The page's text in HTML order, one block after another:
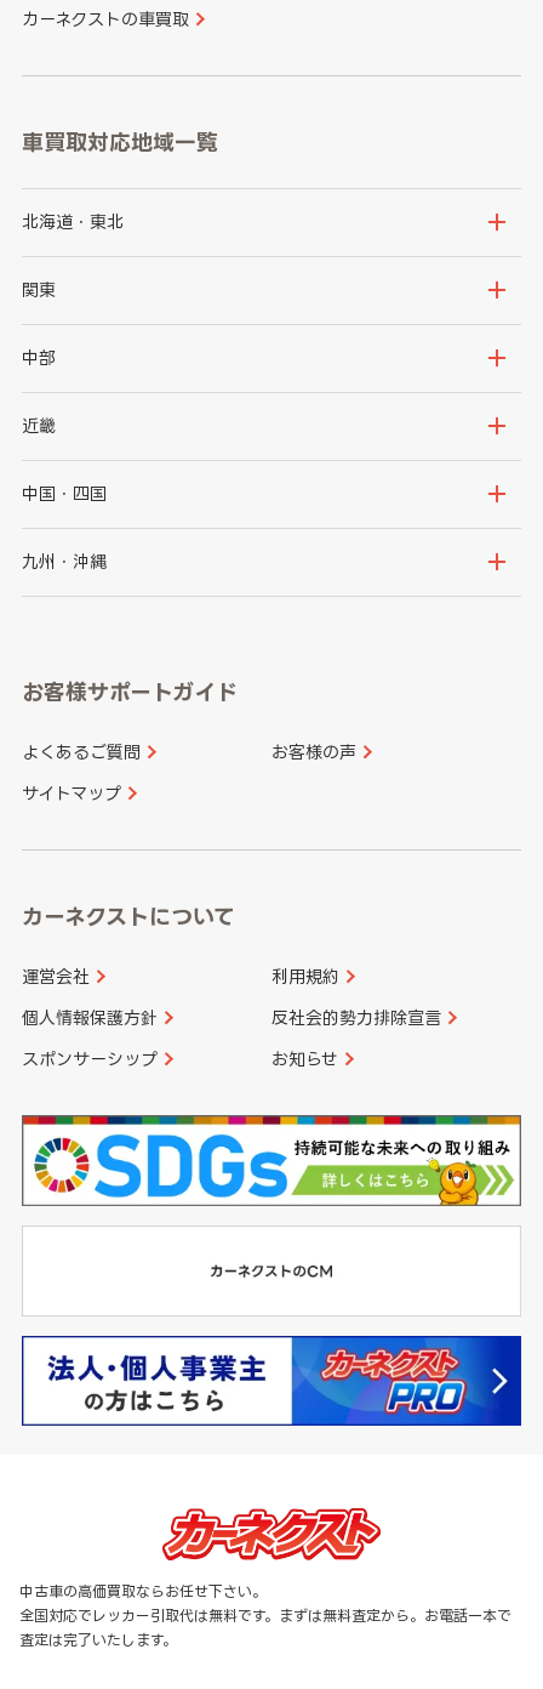
カーネクストの車買取
車買取対応地域一覧
北海道・東北
北海道
岩手県
秋田県
関東
茨城県
群馬県
千葉県
中部
新潟県
石川県
山梨県
愛知県
近畿
大阪府
京都府
和歌山県
中国・四国
鳥取県
山口県
香川県 愛媛県
九州・沖縄
長崎県
大分県 宮崎県
お客様サポートガイド
よくあるご質問 お客様の声
サイトマップ
カーネクストについて
運営会社 利用規約
個人情報保護方針 反社会的勢力排除宣言
スポンサーシップ お知らせ
中古車の高価買取ならお任せ下さい。
全国対応でレッカー引取代は無料です。まずは無料査定から。お電話一本で
査定は完了いたします。